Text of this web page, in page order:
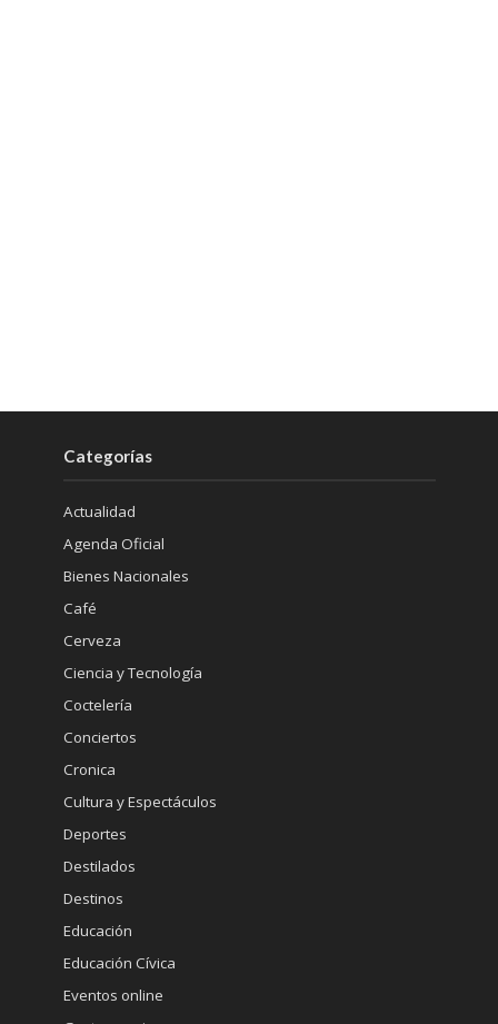
Categorías
Actualidad
Agenda Oficial
Bienes Nacionales
Café
Cerveza
Ciencia y Tecnología
Coctelería
Conciertos
Cronica
Cultura y Espectáculos
Deportes
Destilados
Destinos
Educación
Educación Cívica
Eventos online